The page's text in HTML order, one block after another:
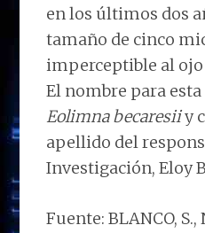
en los últimos dos
tamaño de cinco
imperceptible al
El nombre para
Eolimna becaresiiy
apellido del
Investigación, Eloy
Fuente: BLANCO, S.,